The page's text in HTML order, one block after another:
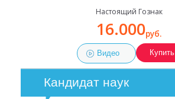
Настоящий Гознак
16.000руб.
Видео Купить
Кандидат наук